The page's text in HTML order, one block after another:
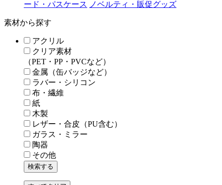
ード・パスケース ノベルティ・販促グッズ
素材から探す
アクリル
クリア素材
（PET・PP・PVCなど）
金属（缶バッジなど）
ラバー・シリコン
布・繊維
紙
木製
レザー・合皮（PU含む）
ガラス・ミラー
陶器
その他